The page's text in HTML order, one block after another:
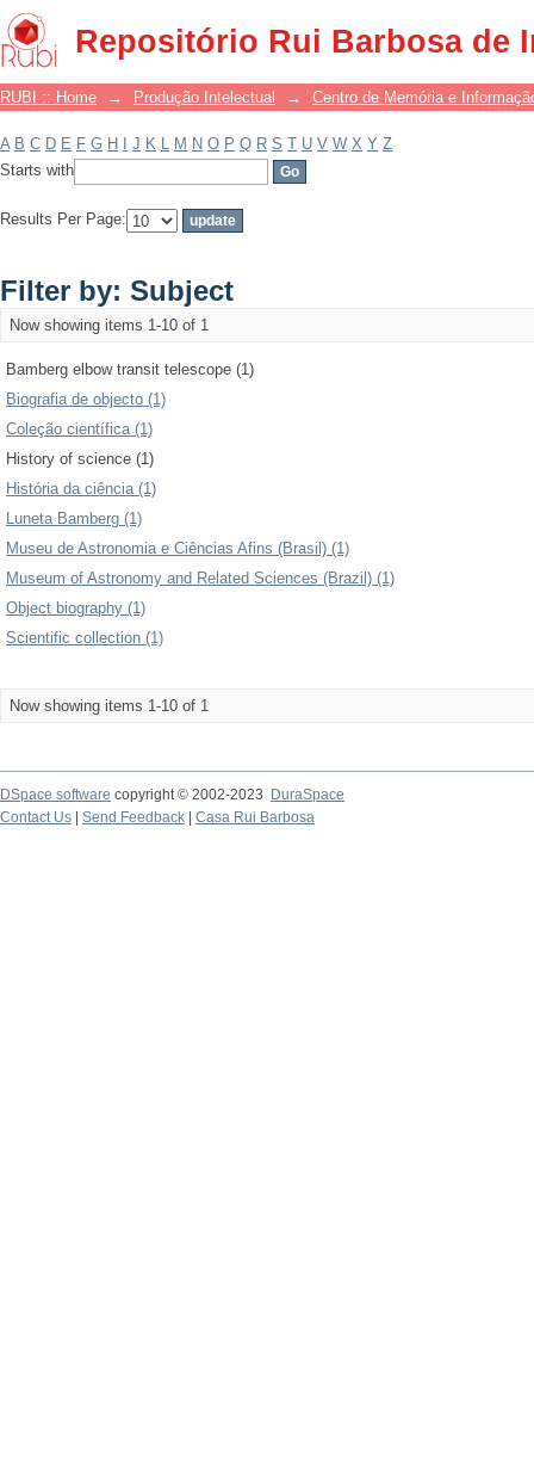
Repositório Rui Barbosa de
Filter by: Subject
RUBI :: Home → Produção Intelectual → Centro de Memória e
A B C D E F G H J K L M N O P Q R S T U V W X Y Z
Starts with
Results Per Page:
Filter by: Subject
Now showing items 1-10 of 1
Bamberg elbow transit telescope (1)
Biografia de objecto (1)
Coleção científica (1)
History of science (1)
História da ciência (1)
Luneta Bamberg (1)
Museu de Astronomia e Ciências Afins (Brasil) (1)
Museum of Astronomy and Related Sciences (Brazil) (1)
Object biography (1)
Scientific collection (1)
Now showing items 1-10 of 1
DSpace software copyright © 2002-2023
DuraSpace
Contact Us
Send Feedback Casa Rui Barbosa